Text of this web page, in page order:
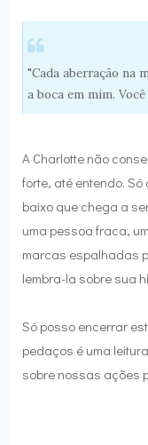
"Cada aberração na
a boca em mim.
A Charlotte não
forte, até entendo.
baixo que chega a
uma pessoa fraca,
marcas espalhadas
lembra-la sobre sua
Só posso encerrar
pedaços é uma
sobre nossas ações